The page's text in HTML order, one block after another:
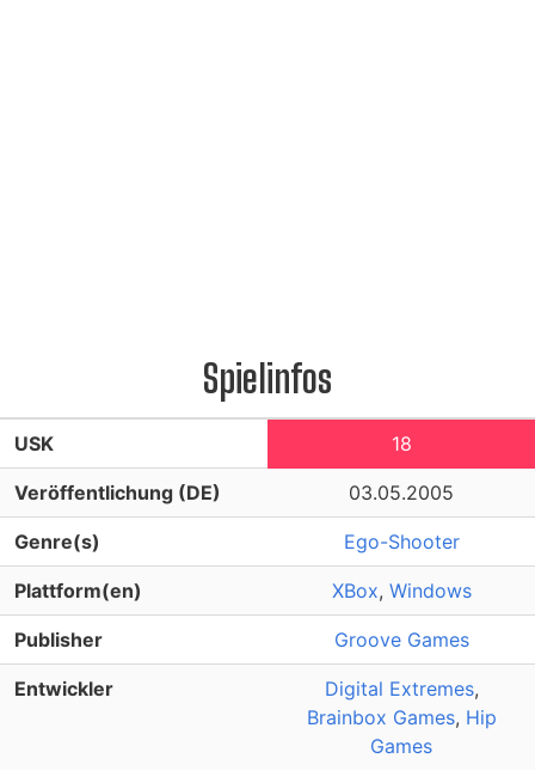
Spielinfos
USK 18
Veröffentlichung (DE) 03.05.2005
Genre(s) Ego-Shooter
Plattform(en) XBox, Windows
Publisher Groove Games
Entwickler Digital Extremes,
Brainbox Games, Hip
Games